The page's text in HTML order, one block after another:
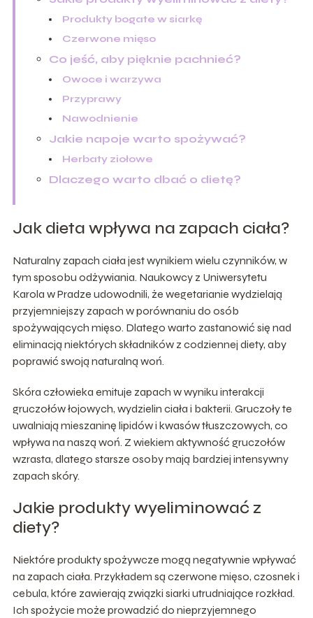
Produkty bogate w siarkę
Czerwone mięso
Co jeść, aby pięknie pachnieć?
Owoce i warzywa
Przyprawy
Nawodnienie
Jakie napoje warto spożywać?
Herbaty ziołowe
Dlaczego warto dbać o dietę?
Jak dieta wpływa na zapach ciała?
Naturalny zapach ciała jest wynikiem wielu czynników, w
tym sposobu odżywiania. Naukowcy z Uniwersytetu
Karola w Pradze udowodnili, że wegetarianie wydzielają
przyjemniejszy zapach w porównaniu do osób
spożywających mięso. Dlatego warto zastanowić się nad
eliminacją niektórych składników z codziennej diety, aby
poprawić swoją naturalną woń.
Skóra człowieka emituje zapach w wyniku interakcji
gruczołów łojowych, wydzielin ciała i bakterii. Gruczoły te
uwalniają mieszaninę lipidów i kwasów tłuszczowych, co
wpływa na naszą woń. Z wiekiem aktywność gruczołów
wzrasta, dlatego starsze osoby mają bardziej intensywny
zapach skóry.
Jakie produkty wyeliminować z
diety?
Niektóre produkty spożywcze mogą negatywnie wpływać
na zapach ciała. Przykładem są czerwone mięso, czosnek i
cebula, które zawierają związki siarki utrudniające rozkład.
Ich spożycie może prowadzić do nieprzyjemnego